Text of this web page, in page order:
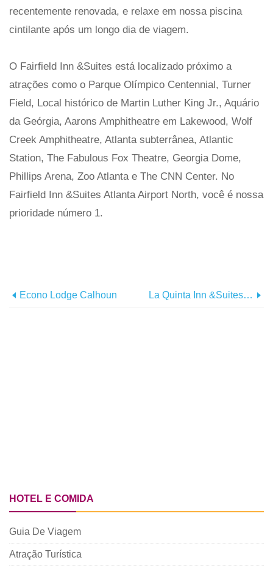
recentemente renovada, e relaxe em nossa piscina
cintilante após um longo dia de viagem.
O Fairfield Inn &Suites está localizado próximo a
atrações como o Parque Olímpico Centennial, Turner
Field, Local histórico de Martin Luther King Jr., Aquário
da Geórgia, Aarons Amphitheatre em Lakewood, Wolf
Creek Amphitheatre, Atlanta subterrânea, Atlantic
Station, The Fabulous Fox Theatre, Georgia Dome,
Phillips Arena, Zoo Atlanta e The CNN Center. No
Fairfield Inn &Suites Atlanta Airport North, você é nossa
prioridade número 1.
Econo Lodge Calhoun La Quinta Inn &Suites By Wyndham Atlanta-Union City
HOTEL E COMIDA
Guia De Viagem
Atração Turística